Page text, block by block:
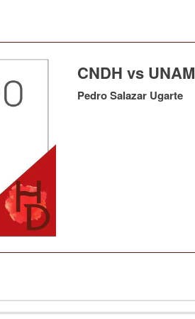
CNDH vs UNAM
Pedro Salazar Ugarte